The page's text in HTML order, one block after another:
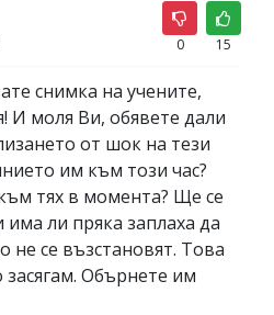
0 15
снимка на учените,
И моля Ви, обявете дали
от шок на тези
им към този час?
тях в момента? Ще се
ли пряка заплаха да
не се възстановят. Това
Обърнете им